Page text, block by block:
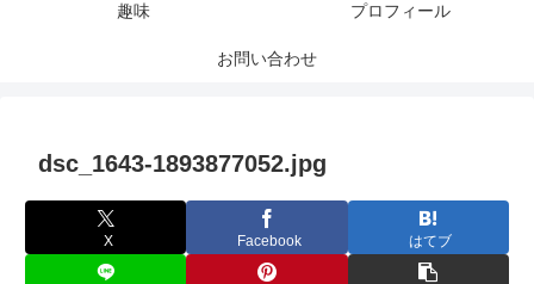
趣味 プロフィール
お問い合わせ
dsc_1643-1893877052.jpg
X Facebook はてブ